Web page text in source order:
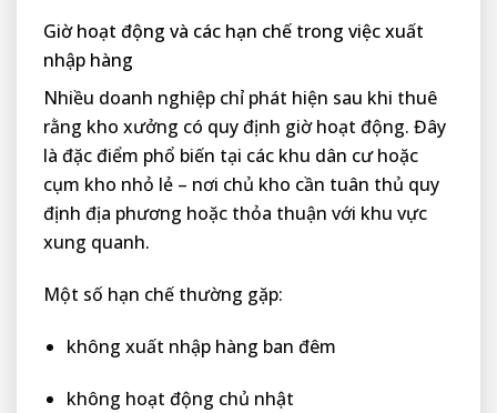
Giờ hoạt động và các hạn chế trong việc xuất
nhập hàng
Nhiều doanh nghiệp chỉ phát hiện sau khi thuê
rằng kho xưởng có quy định giờ hoạt động. Đây
là đặc điểm phổ biến tại các khu dân cư hoặc
cụm kho nhỏ lẻ – nơi chủ kho cần tuân thủ quy
định địa phương hoặc thỏa thuận với khu vực
xung quanh.
Một số hạn chế thường gặp:
không xuất nhập hàng ban đêm
không hoạt động chủ nhật